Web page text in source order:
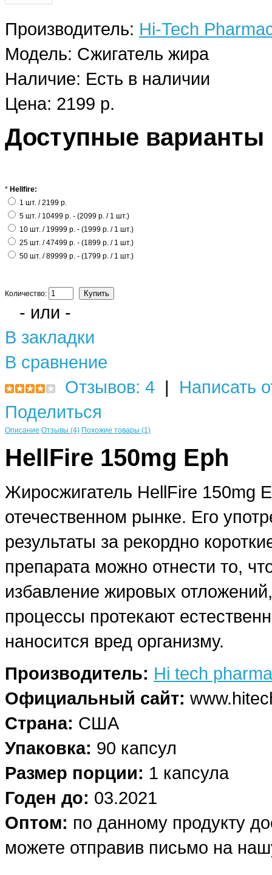
Производитель: Hi-Tech
Модель: Сжигатель жира
Наличие: Есть в наличии
Цена: 2199 р.
Доступные варианты
* Hellfire:
1 шт. / 2199 р.
5 шт. / 10499 р. - (2099 р. / 1 шт.)
10 шт. / 19999 р. - (1999 р. / 1 шт.)
25 шт. / 47499 р. - (1899 р. / 1 шт.)
50 шт. / 89999 р. - (1799 р. / 1 шт.)
Количество:
- или -
В закладки
В сравнение
Отзывов: 4 | Написать
Поделиться
Описание Отзывы (4) Похожие товары (1)
HellFire 150mg Eph
Жиросжигатель HellFire 150mg
отечественном рынке. Его
результаты за рекордно
препарата можно отнести то,
избавление жировых
процессы протекают
наносится вред организму.
Производитель: Hi tech
Официальный сайт:
Страна: США
Упаковка: 90 капсул
Размер порции: 1 капсула
Годен до: 03.2021
Оптом: по данному продукту
можете отправив письмо на